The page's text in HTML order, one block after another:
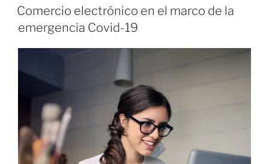
U
B
L
C
D
Comercio electrónico en el marco de la
emergencia Covid-19